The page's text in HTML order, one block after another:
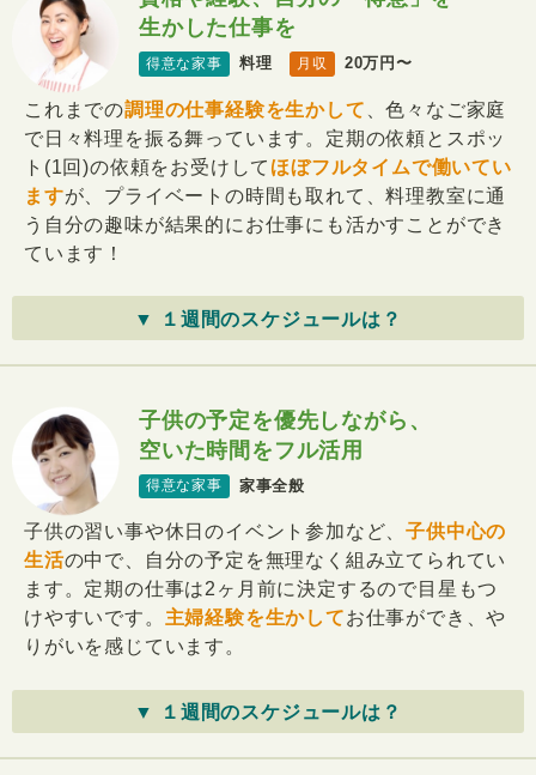
生かした仕事を
得意な家事 料理 月収 20万円〜
これまでの調理の仕事経験を生かして 、色々なご家庭
で日々料理を振る舞っています。定期の依頼とスポッ
ト(1回)の依頼をお受けして ほぼフルタイムで働いてい
ますが、プライベートの時間も取れて、料理教室に通
う自分の趣味が結果的にお仕事にも活かすことができ
ています！
▼ １週間のスケジュールは？
子供の予定を優先しながら、
空いた時間をフル活用
得意な家事 家事全般
子供の習い事や休日のイベント参加など、子供中心の
生活の中で、自分の予定を無理なく組み立てられてい
ます。定期の仕事は2ヶ月前に決定するので目星もつ
けやすいです。 主婦経験を生かしてお仕事ができ、や
りがいを感じています。
▼ １週間のスケジュールは？